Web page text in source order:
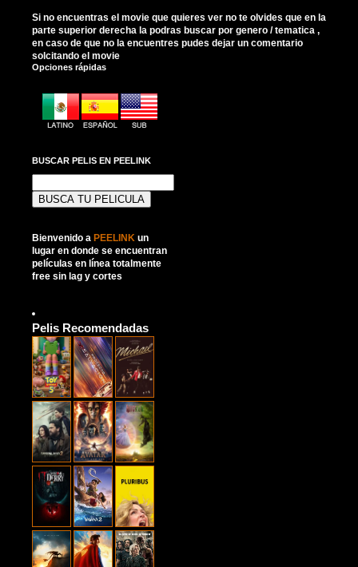
Si no encuentras el movie que quieres ver no te olvides que en la
parte superior derecha la podras buscar por genero / tematica ,
en caso de que no la encuentres pudes dejar un comentario
solcitando el movie
Opciones rápidas
BUSCAR PELIS EN PEELINK
Bienvenido a PEELINK un
lugar en donde se encuentran
películas en línea totalmente
free sin lag y cortes
Pelis Recomendadas